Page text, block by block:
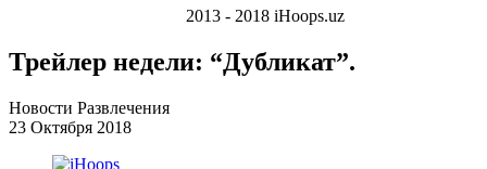
2013 - 2018 iHoops.uz
Трейлер недели: “Дубликат”.
Новости Развлечения
23 Октября 2018